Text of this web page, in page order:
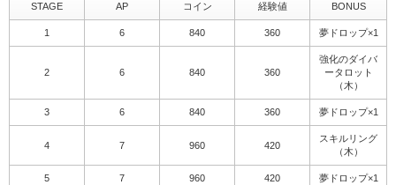
STAGE AP コイン 経験値 BONUS
1 6 840 360 夢ドロップ×1
2 6 840 360
強化のダイバ
ータロット
（木）
3 6 840 360 夢ドロップ×1
4 7 960 420
スキルリング
（木）
5 7 960 420 夢ドロップ×1